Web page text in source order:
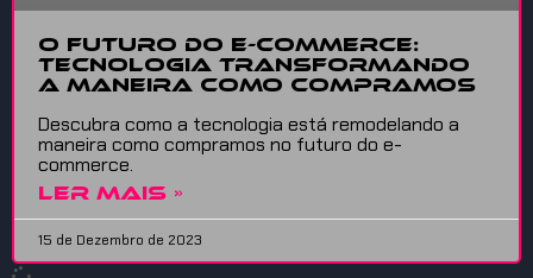
O Futuro do E-commerce:
Tecnologia Transformando
a Maneira como Compramos
Descubra como a tecnologia está remodelando a
maneira como compramos no futuro do e-
commerce.
LER MAIS »
15 de Dezembro de 2023